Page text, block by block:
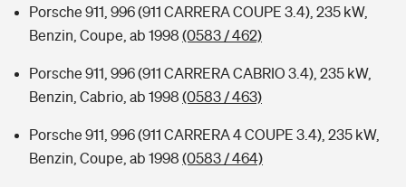
Porsche 911, 996 (911 CARRERA COUPE 3.4), 235 kW,
Benzin, Coupe, ab 1998 (0583 / 462)
Porsche 911, 996 (911 CARRERA CABRIO 3.4), 235 kW,
Benzin, Cabrio, ab 1998 (0583 / 463)
Porsche 911, 996 (911 CARRERA 4 COUPE 3.4), 235 kW,
Benzin, Coupe, ab 1998 (0583 / 464)